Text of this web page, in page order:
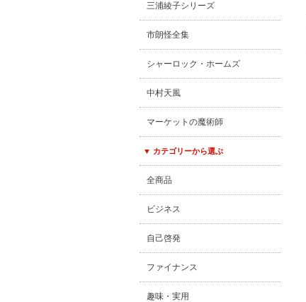
三浦綾子シリーズ
市朗怪全集
シャーロック・ホームズ
中村天風
マーケットの魔術師
▼ カテゴリーから選ぶ
全商品
ビジネス
自己啓発
ファイナンス
趣味・実用